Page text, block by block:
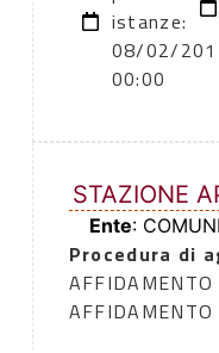
istanze:
08/02/
00:00
STAZIONE
Ente:
Procedura di
AFFIDAMENTO